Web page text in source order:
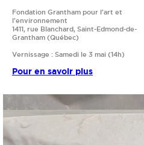
Fondation Grantham pour l'art et
l'environnement
1411, rue Blanchard, Saint-Edmond-de-
Grantham (Québec)
Vernissage : Samedi le 3 mai (14h)
Pour en savoir plus